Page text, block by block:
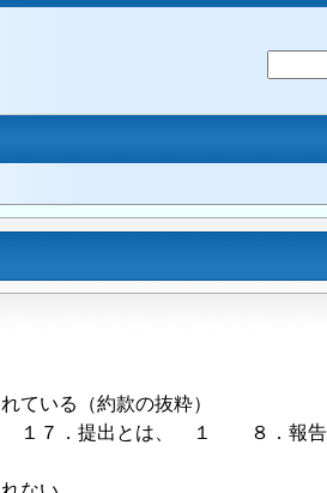
ている（約款の抜粋）
１７．提出とは、 １ ８．報